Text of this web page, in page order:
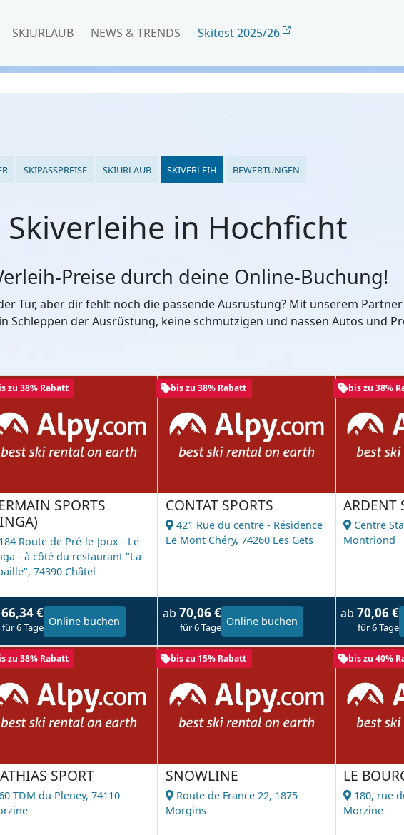
SKIURLAUB NEWS & TRENDS Skitest 2025/26
SKIPASSPREISE SKIURLAUB SKIVERLEIH BEWERTUNGEN
Skiverleihe in Hochficht
Preise durch deine Online-Buchung!
Tür, aber dir fehlt noch die passende Ausrüstung? Mit unserem Partner
Schleppen der Ausrüstung, keine schmutzigen und nassen Autos und
zu 38% Rabatt
SPORTS
184 Route de Pré-le-Joux - Le
- à côté du restaurant "La
74390 Châtel
66,34 €
für 6 Tage Online buchen
bis zu 38% Rabatt
CONTAT SPORTS
421 Rue du centre - Résidence
Le Mont Chéry, 74260 Les Gets
ab 70,06 €
für 6 Tage Online buchen
bis zu 38%
ARDENT
Centre
Montriond
ab 70,06 €
für 6 Tage
zu 38% Rabatt
SPORT
TDM du Pleney, 74110
bis zu 15% Rabatt
SNOWLINE
Route de France 22, 1875
Morgins
bis zu 40%
LE
180, rue
Morzine